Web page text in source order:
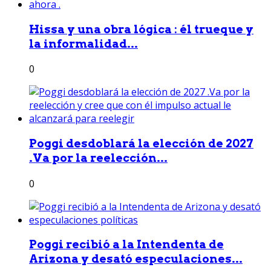
Hissa y una obra lógica : él trueque y
la informalidad...
0
Poggi desdoblará la elección de 2027
.Va por la reelección...
0
Poggi recibió a la Intendenta de
Arizona y desató especulaciones...